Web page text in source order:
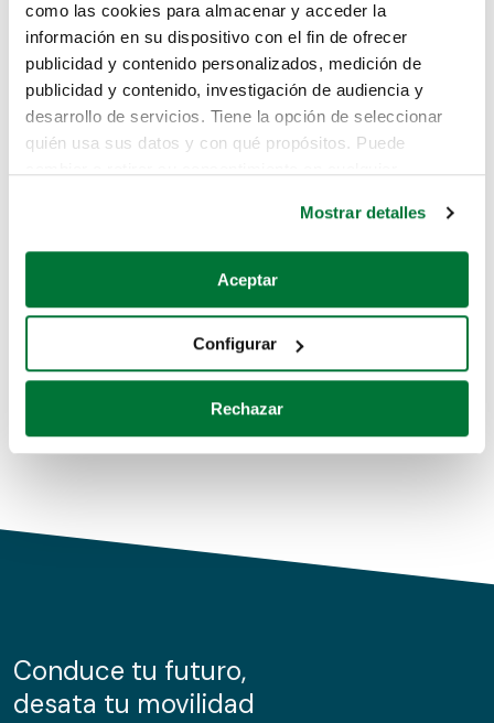
como las cookies para almacenar y acceder la
información en su dispositivo con el fin de ofrecer
publicidad y contenido personalizados, medición de
publicidad y contenido, investigación de audiencia y
desarrollo de servicios. Tiene la opción de seleccionar
quién usa sus datos y con qué propósitos. Puede
Si lo permite, también quisiéramos:
Recopilar información sobre su ubicación geográfica
Identificar su dispositivo analizándolo activamente
para buscar características específicas (huellas
Obtenga más información sobre cómo se procesan sus
de cookies.
información sobre el uso que haga del sitio web con
nuestros partners de redes sociales, publicidad y análisis
Mostrar detalles
Aceptar
Configurar
Rechazar
Lo sentimos, no sabemos como
te hemos traido hasta aquí.
Pero puedes encontrar el coche que estás
buscando en alguno de estos enlaces:
Coches de segunda mano
Coches de km0
Conduce tu futuro,
desata tu movilidad